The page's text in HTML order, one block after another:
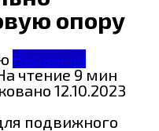
опору
Подвеска
чтение9 мин
12.10.2023
подвижного